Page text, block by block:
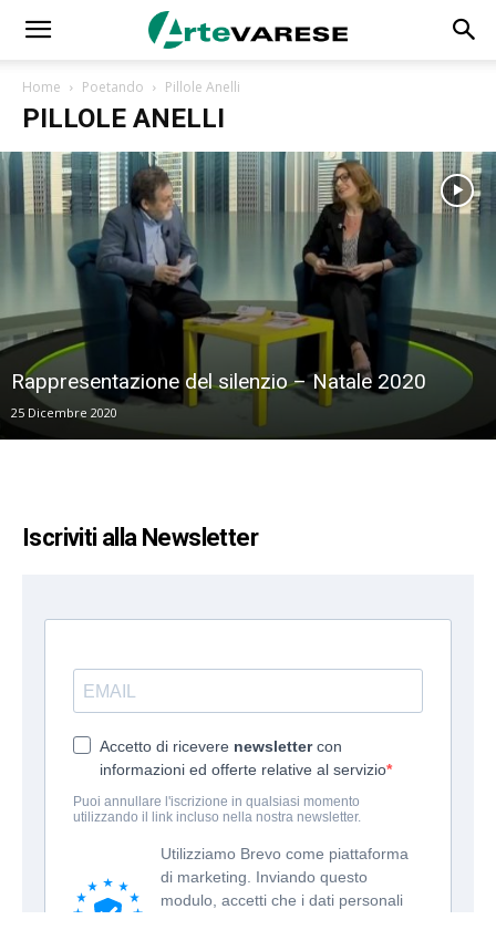
Home Poetando Pillole Anelli
PILLOLE ANELLI
Rappresentazione del silenzio – Natale 2020
25 Dicembre 2020
Iscriviti alla Newsletter